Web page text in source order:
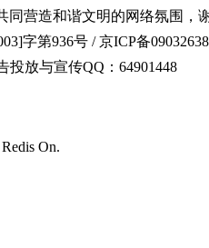
同营造和谐文明的网络氛围，
字第936号 / 京ICP备
投放与宣传QQ：64901448
On.